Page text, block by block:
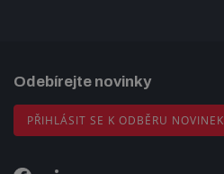
Odebírejte novinky
PŘIHLÁSIT SE K ODBĚRU NOVINEK